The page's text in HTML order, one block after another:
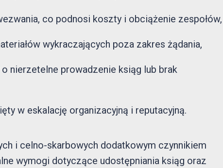
co podnosi koszty i obciążenie zespołów,
wykraczających poza zakres żądania,
nierzetelne prowadzenie ksiąg lub brak
w eskalację organizacyjną i reputacyjną.
i celno-skarbowych dodatkowym czynnikiem
wymogi dotyczące udostępniania ksiąg oraz